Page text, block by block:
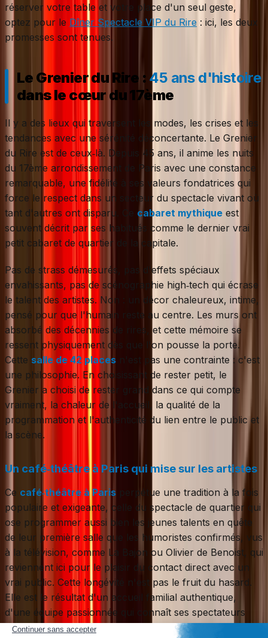
réserver votre table et votre place d'un seul geste,
optez pour le Dîner Spectacle VIP du Rire : ici, les deux
promesses sont tenues.
Le Grenier du Rire : 45 ans d'histoire
dans le cœur du 17ème
Il y a des lieux qui traversent les modes, les crises et les
tendances avec une sérénité déconcertante. Le Grenier
du Rire est de ceux‑là. Depuis 45 ans, il anime les nuits
du 17ème arrondissement de Paris avec une constance
remarquable, une fidélité à ses valeurs fondatrices qui
force le respect dans un secteur du spectacle vivant où
tant d'autres ont disparu. Ce cabaret mythique est
souvent décrit par ses habitués comme le dernier vrai
petit cabaret de quartier de la capitale.
Pas de strass démesurés, pas d'effets spéciaux
envahissants, pas de scénographie high‑tech qui écrase
le talent des artistes. Non : un décor chaleureux, intime,
pensé pour que l'humain reste au centre. Les murs ont
absorbé des décennies de rires, et cette mémoire se
ressent physiquement dès que l'on pousse la porte.
Cette salle de 42 places n'est pas une contrainte : c'est
une philosophie. En choisissant de rester petit, le
Grenier a choisi de rester grand dans ce qui compte
vraiment, la chaleur de l'accueil, la qualité de la
programmation et l'authenticité du lien entre le public et
la scène.
Un café‑théâtre à Paris qui mise sur les artistes
Ce café‑théâtre à Paris perpétue une tradition à la fois
populaire et exigeante, celle du spectacle de quartier qui
ose programmer aussi bien les jeunes talents en quête
de leur première salle que les humoristes confirmés, vus
à la télévision, comme La Bajon ou Olivier de Benoist, qui
reviennent ici pour le plaisir du contact direct avec un
vrai public. Cette longévité n'est pas le fruit du hasard.
Elle est le résultat d'un accueil familial authentique,
d'une équipe passionnée qui connaît ses spectateurs
par leur prénom et d'une programmation soignée qui